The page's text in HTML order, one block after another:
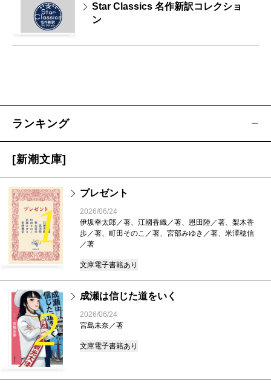
Star Classics 名作新訳コレクショ
ン
ランキング
[新潮文庫]
1
プレゼント
2026/06/24
伊坂幸太郎／著、江國香織／著、恩田陸／著、梨木香
歩／著、町田そのこ／著、宮部みゆき／著、米澤穂信
／著
文庫電子書籍あり
2
成瀬は信じた道をいく
2026/06/24
宮島未奈／著
文庫電子書籍あり